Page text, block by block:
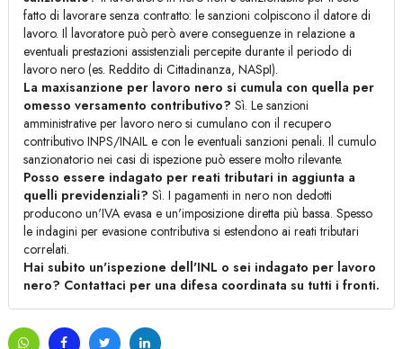
fatto di lavorare senza contratto: le sanzioni colpiscono il datore di
lavoro. Il lavoratore può però avere conseguenze in relazione a
eventuali prestazioni assistenziali percepite durante il periodo di
lavoro nero (es. Reddito di Cittadinanza, NASpI).
La maxisanzione per lavoro nero si cumula con quella per
omesso versamento contributivo? Sì. Le sanzioni
amministrative per lavoro nero si cumulano con il recupero
contributivo INPS/INAIL e con le eventuali sanzioni penali. Il cumulo
sanzionatorio nei casi di ispezione può essere molto rilevante.
Posso essere indagato per reati tributari in aggiunta a
quelli previdenziali? Sì. I pagamenti in nero non dedotti
producono un'IVA evasa e un'imposizione diretta più bassa. Spesso
le indagini per evasione contributiva si estendono ai reati tributari
correlati.
Hai subito un'ispezione dell'INL o sei indagato per lavoro
nero? Contattaci per una difesa coordinata su tutti i fronti.